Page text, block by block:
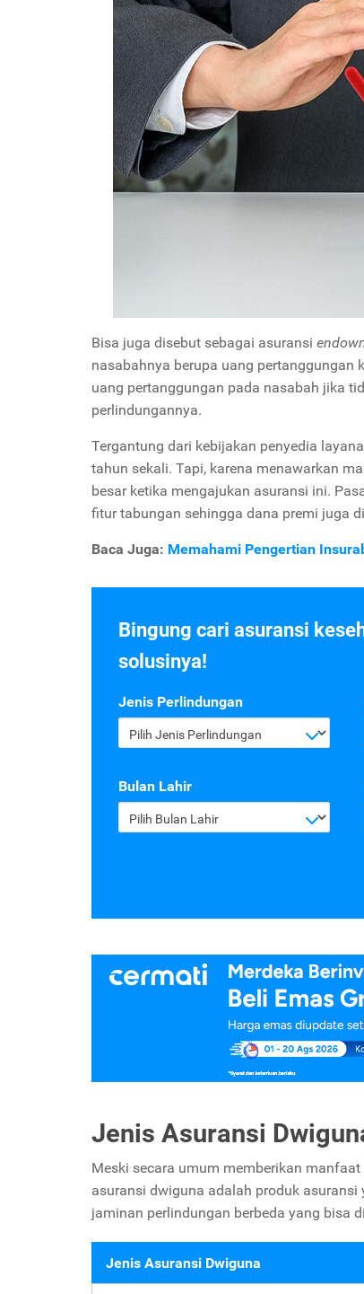
Bisa juga disebut sebagai asuransi
nasabahnya berupa uang pertanggungan
uang pertanggungan pada nasabah jika
perlindungannya.
Tergantung dari kebijakan penyedia
tahun sekali. Tapi, karena menawarkan
besar ketika mengajukan asuransi ini.
fitur tabungan sehingga dana premi juga
Baca Juga: Memahami Pengertian
Bingung cari asuransi
solusinya!
Jenis Perlindungan
Pilih Jenis Perlindungan
Bulan Lahir
Pilih Bulan Lahir
Jenis Asuransi
Meski secara umum memberikan
asuransi dwiguna adalah produk
jaminan perlindungan berbeda yang bisa
Jenis Asuransi Dwiguna